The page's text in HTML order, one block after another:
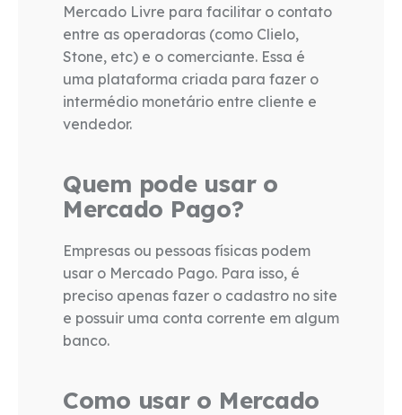
Mercado Livre para facilitar o contato
entre as operadoras (como Clielo,
Stone, etc) e o comerciante. Essa é
uma plataforma criada para fazer o
intermédio monetário entre cliente e
vendedor.
Quem pode usar o
Mercado Pago?
Empresas ou pessoas físicas podem
usar o Mercado Pago. Para isso, é
preciso apenas fazer o cadastro no site
e possuir uma conta corrente em algum
banco.
Como usar o Mercado